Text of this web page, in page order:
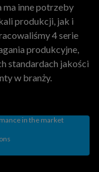
ma inne potrzeby
produkcji, jak i
4 serie
produkcyjne,
standardach jakości
w branży.